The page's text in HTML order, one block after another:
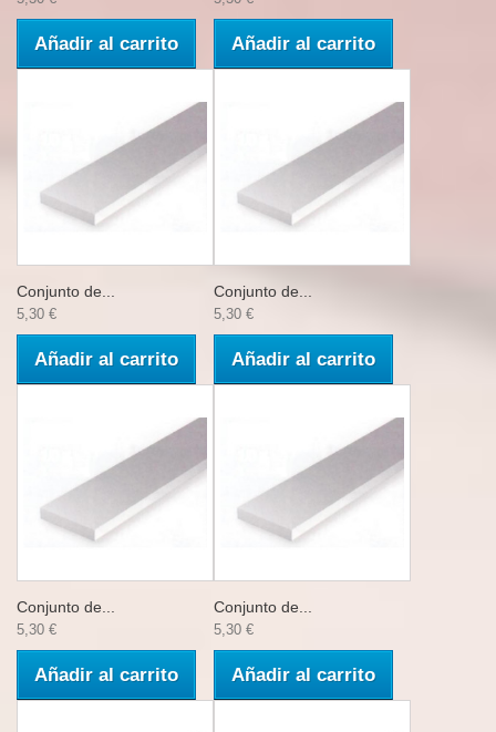
Añadir al carrito Añadir al carrito
Conjunto de...
5,30 €
Añadir al carrito
Conjunto de...
5,30 €
Añadir al carrito
Conjunto de...
5,30 €
Añadir al carrito
Conjunto de...
5,30 €
Añadir al carrito